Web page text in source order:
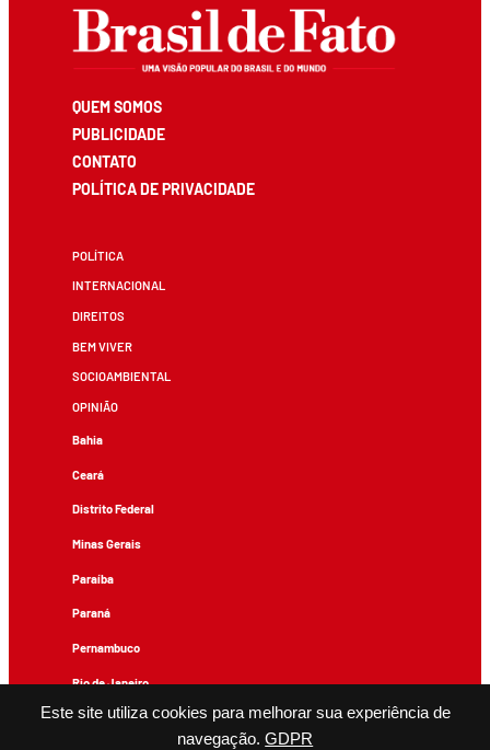
Este site utiliza cookies para melhorar sua experiência de
navegação. GDPR
QUEM SOMOS
PUBLICIDADE
CONTATO
POLÍTICA DE PRIVACIDADE
POLÍTICA
INTERNACIONAL
DIREITOS
BEM VIVER
SOCIOAMBIENTAL
OPINIÃO
Bahia
Ceará
Distrito Federal
Minas Gerais
Paraíba
Paraná
Pernambuco
Rio de Janeiro
Rio Grande do Sul